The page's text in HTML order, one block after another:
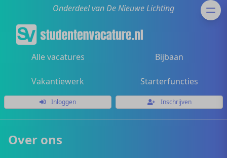
Onderdeel van De Nieuwe Lichting
Alle vacatures Bijbaan
Vakantiewerk Starterfuncties
Inloggen Inschrijven
Over ons